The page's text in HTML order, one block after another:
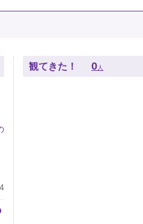
観てきた！ 0人